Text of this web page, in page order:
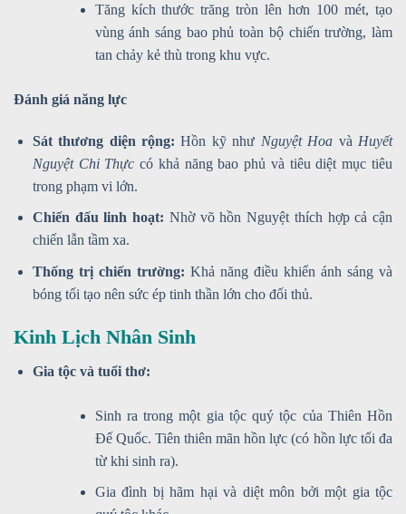
Tăng kích thước trăng tròn lên hơn 100 mét, tạo
vùng ánh sáng bao phủ toàn bộ chiến trường, làm
tan chảy kẻ thù trong khu vực.
Đánh giá năng lực
Sát thương diện rộng: Hồn kỹ như Nguyệt Hoa và Huyết
Nguyệt Chi Thực có khả năng bao phủ và tiêu diệt mục tiêu
trong phạm vi lớn.
Chiến đấu linh hoạt: Nhờ võ hồn Nguyệt thích hợp cả cận
chiến lẫn tầm xa.
Thống trị chiến trường: Khả năng điều khiển ánh sáng và
bóng tối tạo nên sức ép tinh thần lớn cho đối thủ.
Kinh Lịch Nhân Sinh
Gia tộc và tuổi thơ:
Sinh ra trong một gia tộc quý tộc của Thiên Hồn
Đế Quốc. Tiên thiên mãn hồn lực (có hồn lực tối đa
từ khi sinh ra).
Gia đình bị hãm hại và diệt môn bởi một gia tộc